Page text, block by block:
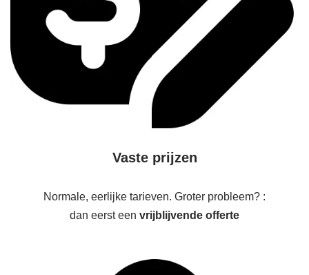
Vaste prijzen
Normale, eerlijke tarieven. Groter probleem? :
dan eerst een vrijblijvende offerte